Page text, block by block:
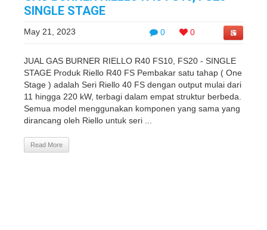
SINGLE STAGE
0 0
May 21, 2023
JUAL GAS BURNER RIELLO R40 FS10, FS20 - SINGLE
STAGE Produk Riello R40 FS Pembakar satu tahap ( One
Stage ) adalah Seri Riello 40 FS dengan output mulai dari
11 hingga 220 kW, terbagi dalam empat struktur berbeda.
Semua model menggunakan komponen yang sama yang
dirancang oleh Riello untuk seri ...
Read More